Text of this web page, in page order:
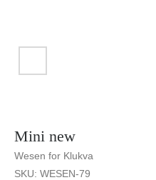
Mini new
Wesen for Klukva
SKU: WESEN-79